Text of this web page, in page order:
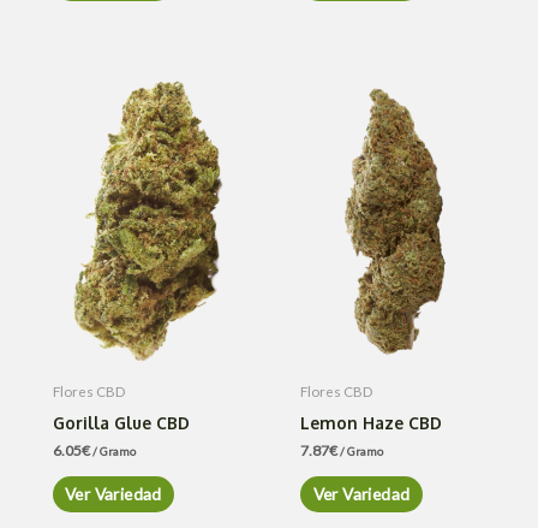
Flores CBD
Gorilla Glue CBD
6.05€/ Gramo
Ver Variedad
Flores CBD
Lemon Haze CBD
7.87€/ Gramo
Ver Variedad